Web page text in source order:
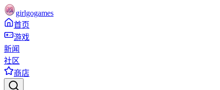
girlgogames
首页
游戏
新闻
社区
商店